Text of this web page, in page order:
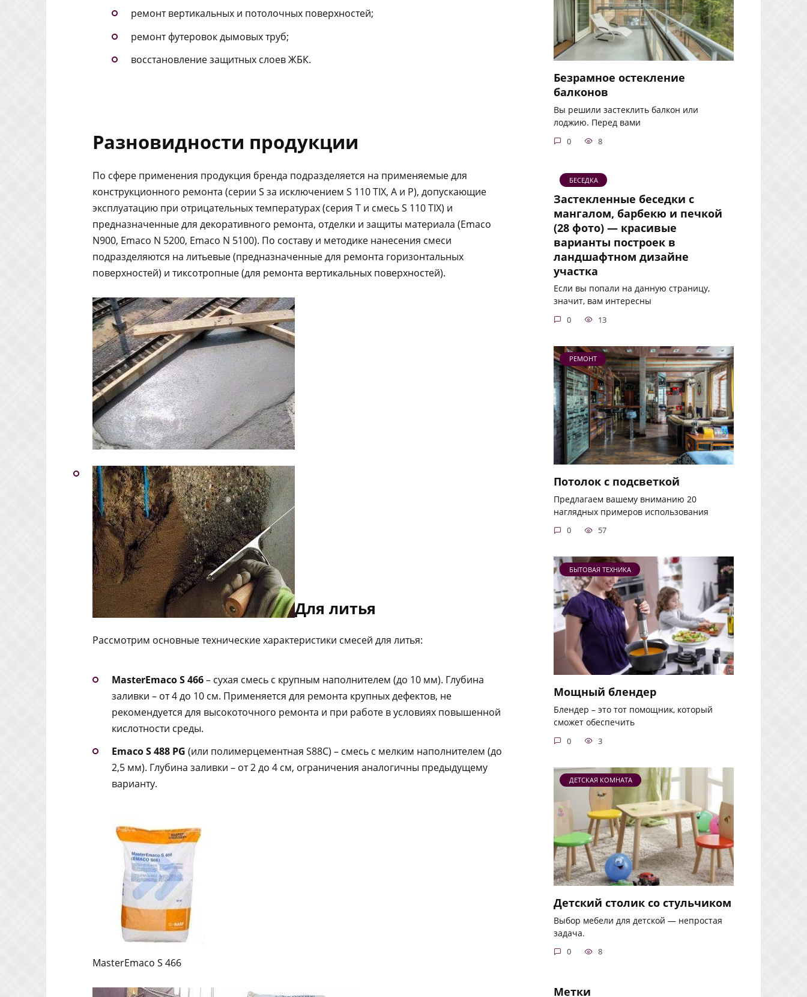
ремонт вертикальных и потолочных поверхностей;
ремонт футеровок дымовых труб;
восстановление защитных слоев ЖБК.
Разновидности продукции
По сфере применения продукция бренда подразделяется на применяемые для
конструкционного ремонта (серии S за исключением S 110 TIX, A и P), допускающие
эксплуатацию при отрицательных температурах (серия Т и смесь S 110 TIX) и
предназначенные для декоративного ремонта, отделки и защиты материала (Emaco
N900, Emaco N 5200, Emaco N 5100). По составу и методике нанесения смеси
подразделяются на литьевые (предназначенные для ремонта горизонтальных
поверхностей) и тиксотропные (для ремонта вертикальных поверхностей).
Для литья
Рассмотрим основные технические характеристики смесей для литья:
MasterEmaco S 466– сухая смесь с крупным наполнителем (до 10 мм). Глубина
заливки – от 4 до 10 см. Применяется для ремонта крупных дефектов, не
рекомендуется для высокоточного ремонта и при работе в условиях повышенной
кислотности среды.
Emaco S 488 PG (или полимерцементная S88C) – смесь с мелким наполнителем (до
2,5 мм). Глубина заливки – от 2 до 4 см, ограничения аналогичны предыдущему
варианту.
MasterEmaco S 466
Безрамное остекление
балконов
Вы решили застеклить балкон или
лоджию. Перед вами
0 8
БЕСЕДКА
Застекленные беседки с
мангалом, барбекю и печкой
(28 фото) — красивые
варианты построек в
ландшафтном дизайне
участка
Если вы попали на данную страницу,
значит, вам интересны
0 13
РЕМОНТ
Потолок с подсветкой
Предлагаем вашему вниманию 20
наглядных примеров использования
0 57
БЫТОВАЯ ТЕХНИКА
Мощный блендер
Блендер – это тот помощник, который
сможет обеспечить
0 3
ДЕТСКАЯ КОМНАТА
Детский столик со стульчиком
Выбор мебели для детской — непростая
задача.
0 8
Метки